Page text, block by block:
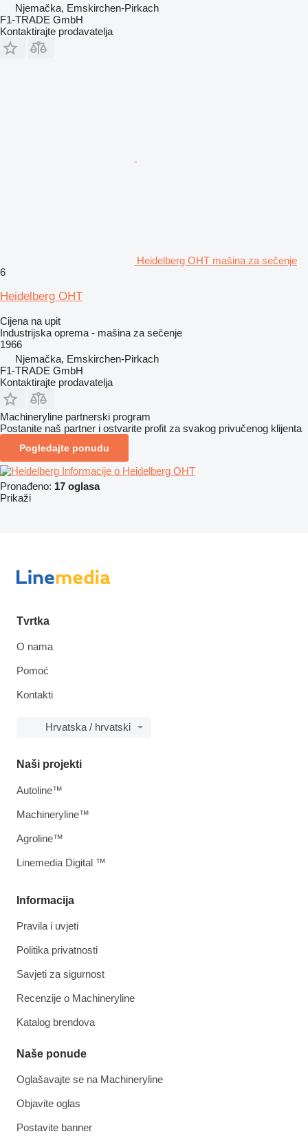
Njemačka, Emskirchen-Pirkach
F1-TRADE GmbH
Kontaktirajte prodavatelja
Heidelberg OHT mašina za sečenje
6
Heidelberg OHT
Cijena na upit
Industrijska oprema - mašina za sečenje
1966
Njemačka, Emskirchen-Pirkach
F1-TRADE GmbH
Kontaktirajte prodavatelja
Machineryline partnerski program
Postanite naš partner i ostvarite profit za svakog privučenog klijenta
Pogledajte ponudu
Informacije o Heidelberg OHT
Pronađeno: 17 oglasa
Prikaži
Tvrtka
O nama
Pomoć
Kontakti
Hrvatska / hrvatski
Informacija
Pravila i uvjeti
Politika privatnosti
Savjeti za sigurnost
Recenzije o Machineryline
Katalog brendova
Naše ponude
Oglašavajte se na Machineryline
Objavite oglas
Postavite banner
Naši projekti
Autoline™
Machineryline™
Agroline™
Linemedia Digital ™